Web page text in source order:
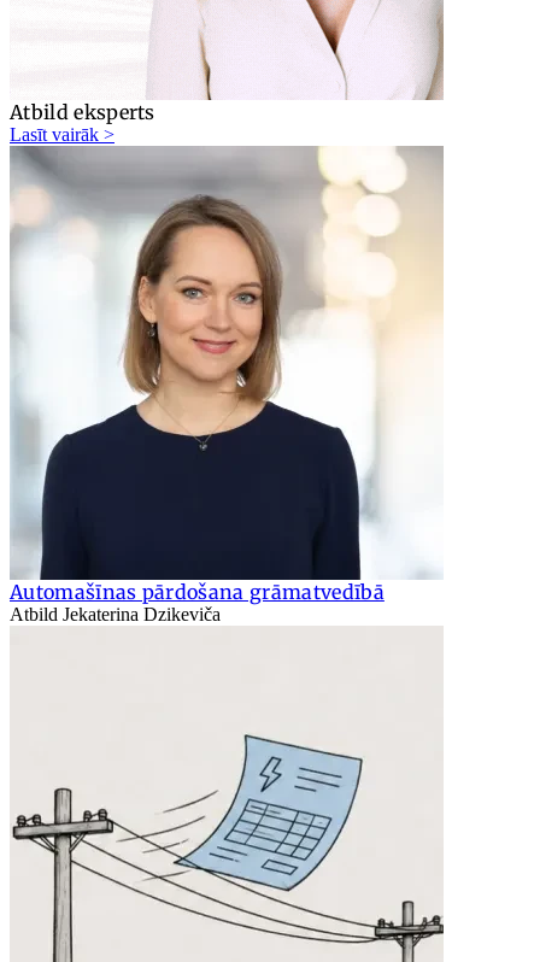
Atbild eksperts
Lasīt vairāk >
Automašīnas pārdošana grāmatvedībā
Atbild Jekaterina Dzikeviča